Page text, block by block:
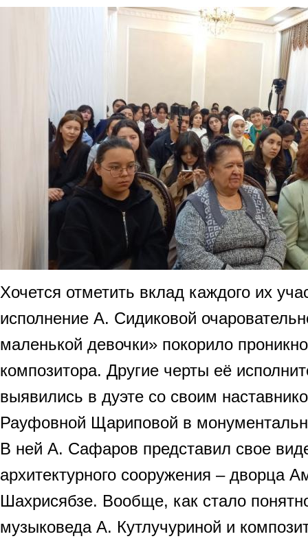
Хочется отметить вклад каждого их
исполнение А. Сидиковой
маленькой девочки» покорило
композитора. Другие черты её
выявились в дуэте со своим
Рауфовной Щариповой в
В ней А. Сафаров представил свое
архитектурного сооружения – дворца
Шахрисябзе. Вообще, как стало
музыковеда А. Кутлучуриной и